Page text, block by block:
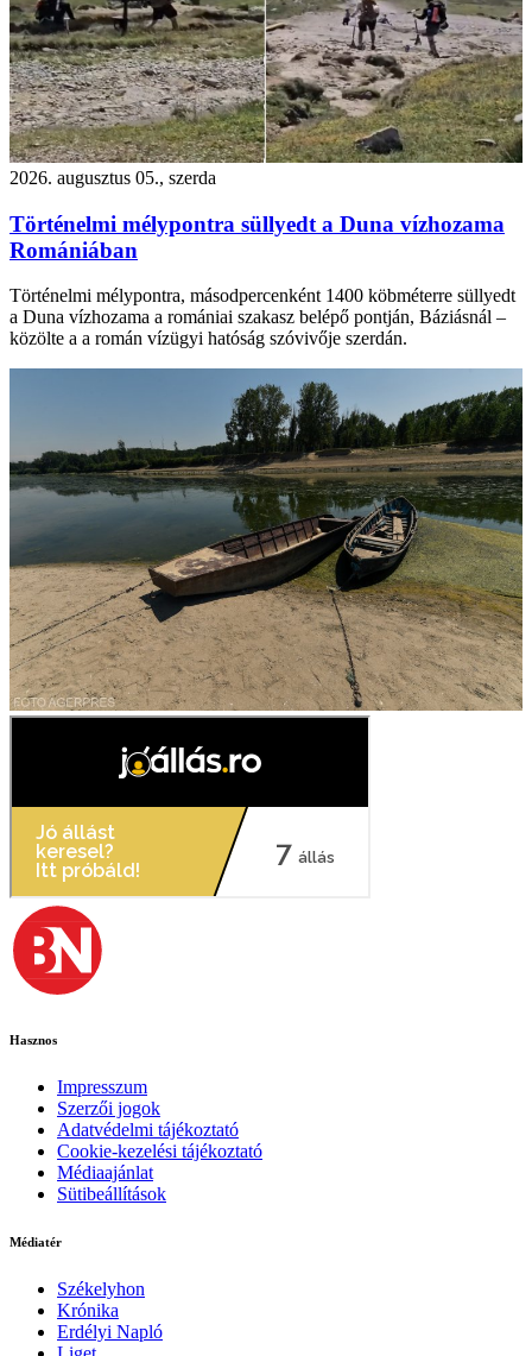
2026. augusztus 05., szerda
Történelmi mélypontra süllyedt a Duna vízhozama
Romániában
Történelmi mélypontra, másodpercenként 1400 köbméterre süllyedt
a Duna vízhozama a romániai szakasz belépő pontján, Báziásnál –
közölte a a román vízügyi hatóság szóvivője szerdán.
Hasznos
Impresszum
Szerzői jogok
Adatvédelmi tájékoztató
Cookie-kezelési tájékoztató
Médiaajánlat
Sütibeállítások
Médiatér
Székelyhon
Krónika
Erdélyi Napló